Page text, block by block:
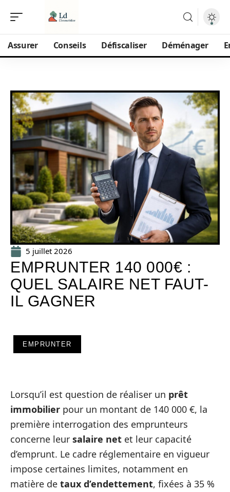
Assurer Conseils Défiscaliser Déménager
5 juillet 2026
EMPRUNTER 140 000€ :
QUEL SALAIRE NET FAUT-
IL GAGNER
EMPRUNTER
Lorsqu’il est question de réaliser un prêt
immobilier pour un montant de 140 000 €, la
première interrogation des emprunteurs
concerne leur salaire net et leur capacité
d’emprunt. Le cadre réglementaire en vigueur
impose certaines limites, notamment en
matière de taux d’endettement, fixées à 35 %